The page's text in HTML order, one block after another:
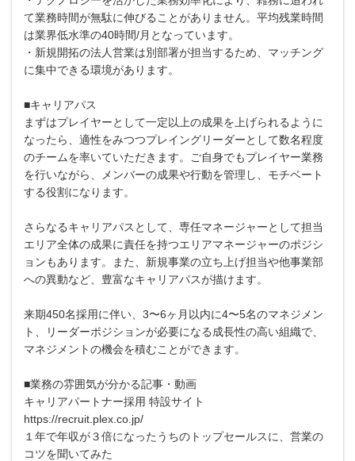
て業務時間が無駄に伸びることがありません。平均残業時間
は業界低水準の40時間/月となっています。
・新規開拓の法人営業は別部署が担当するため、マッチング
に集中できる環境があります。
■キャリアパス
まずはプレイヤーとして一定以上の成果を上げられるように
なったら、適性をみつつプレイングリーダーとして数名程度
のチームを率いていただきます。ご自身でもプレイヤー業務
を行いながら、メンバーの成果や行動を管理し、モチベート
する役割になります。
さらなるキャリアパスとして、専任マネージャーとして担当
エリア全体の成果に責任を持つエリアマネージャーのポジシ
ョンもあります。また、新規事業の立ち上げ担当や他事業部
への異動など、豊富なキャリアパスが描けます。
来期450名採用に伴い、3〜6ヶ月以内に4〜5名のマネジメン
ト、リーダーポジションが必要になる成長性の高い組織で、
マネジメントの機会を積むことができます。
■業務の雰囲気が分かる記事・動画
キャリアパートナー採用 特設サイト
https://recruit.plex.co.jp/
１年で年収が３倍になったうちのトップセールスに、営業の
コツを聞いてみた